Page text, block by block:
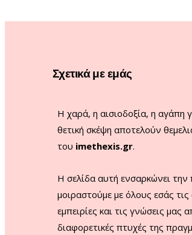
Σχετικά με εμάς
Η χαρά, η αισιοδοξία, η αγάπη
θετική σκέψη αποτελούν
του imethexis.gr.
H σελίδα αυτή ενσαρκώνει
μοιραστούμε με όλους εσάς τις
εμπειρίες και τις γνώσεις μας
διαφορετικές πτυχές της